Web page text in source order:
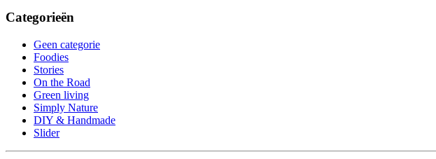
Categorieën
Geen categorie
Foodies
Stories
On the Road
Green living
Simply Nature
DIY & Handmade
Slider